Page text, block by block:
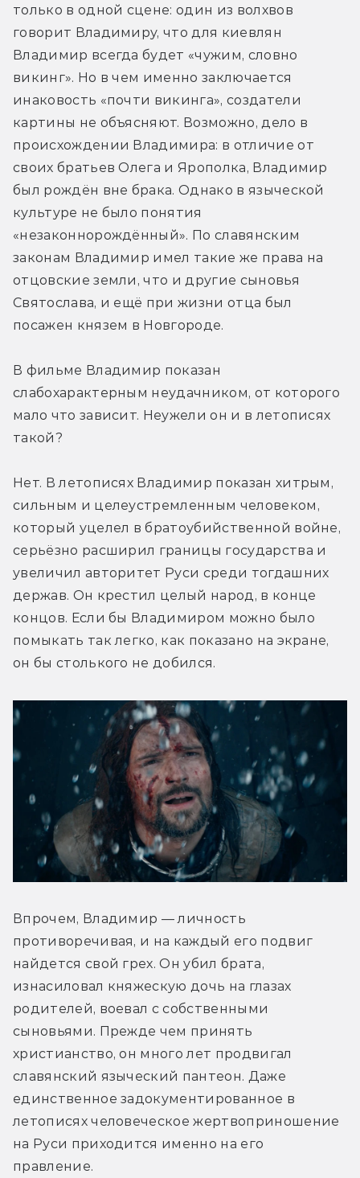
только в одной сцене: один из волхвов
говорит Владимиру, что для киевлян
Владимир всегда будет «чужим, словно
викинг». Но в чем именно заключается
инаковость «почти викинга», создатели
картины не объясняют. Возможно, дело в
происхождении Владимира: в отличие от
своих братьев Олега и Ярополка, Владимир
был рождён вне брака. Однако в языческой
культуре не было понятия
«незаконнорождённый». По славянским
законам Владимир имел такие же права на
отцовские земли, что и другие сыновья
Святослава, и ещё при жизни отца был
посажен князем в Новгороде.
В фильме Владимир показан
слабохарактерным неудачником, от которого
мало что зависит. Неужели он и в летописях
такой?
Нет. В летописях Владимир показан хитрым,
сильным и целеустремленным человеком,
который уцелел в братоубийственной войне,
серьёзно расширил границы государства и
увеличил авторитет Руси среди тогдашних
держав. Он крестил целый народ, в конце
концов. Если бы Владимиром можно было
помыкать так легко, как показано на экране,
он бы столького не добился.
Впрочем, Владимир — личность
противоречивая, и на каждый его подвиг
найдется свой грех. Он убил брата,
изнасиловал княжескую дочь на глазах
родителей, воевал с собственными
сыновьями. Прежде чем принять
христианство, он много лет продвигал
славянский языческий пантеон. Даже
единственное задокументированное в
летописях человеческое жертвоприношение
на Руси приходится именно на его
правление.